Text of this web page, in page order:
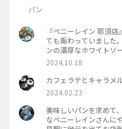
パン
『ペニーレイン 那須店』 初ペニーレイン 平日にも関わらずと
ても賑わっていました
ンの濃厚なホワイトソ
2024.10.18
カフェラテとキャラメ
2024.02.23
美味しいパンを求めて
なペニーレインさんに